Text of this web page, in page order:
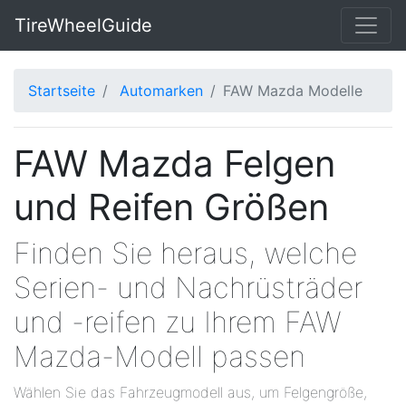
TireWheelGuide
Startseite Automarken FAW Mazda Modelle
FAW Mazda Felgen
und Reifen Größen
Finden Sie heraus, welche
Serien- und Nachrüsträder
und -reifen zu Ihrem FAW
Mazda-Modell passen
Wählen Sie das Fahrzeugmodell aus, um Felgengröße,